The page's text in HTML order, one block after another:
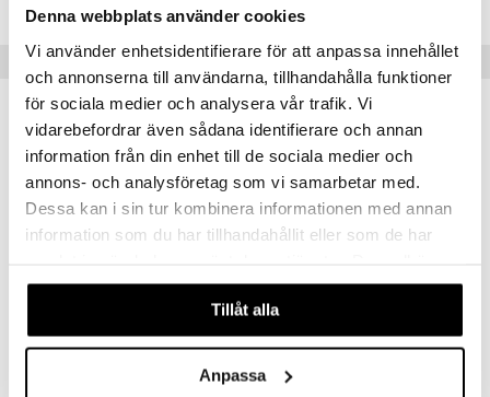
Denna webbplats använder cookies
Vi använder enhetsidentifierare för att anpassa innehållet
och annonserna till användarna, tillhandahålla funktioner
för sociala medier och analysera vår trafik. Vi
vidarebefordrar även sådana identifierare och annan
information från din enhet till de sociala medier och
annons- och analysföretag som vi samarbetar med.
Dessa kan i sin tur kombinera informationen med annan
information som du har tillhandahållit eller som de har
våra cookies vid fortsatt användande av vår webbplats.
Tillåt alla
Anpassa
Suositut tuotteet
Eva Kulho 24cm
kampanja
Saatavana useana vaihtoehtona
Flora Japonica Noodle Bowl 20.3cm